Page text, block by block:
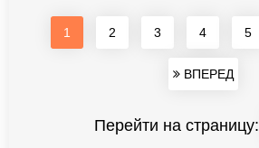
1 2 3 4 5
ВПЕРЕД
Перейти на страницу: